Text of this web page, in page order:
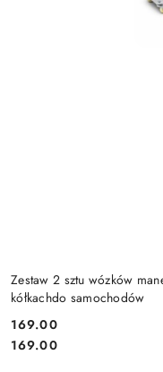
Zestaw 2 sztu wózków
kółkachdo samochodów
Cena:
169.00
Cena:
169.00